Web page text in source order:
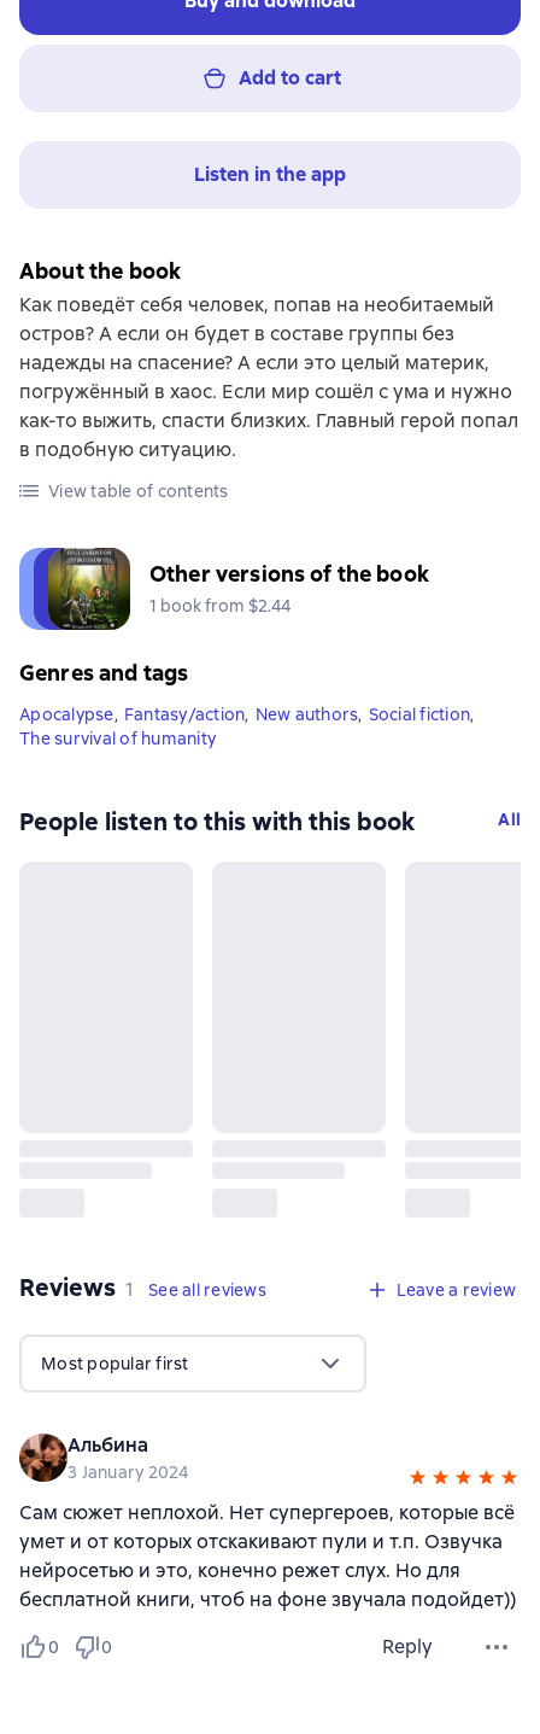
Add to cart
Listen in the app
About the book
Как поведёт себя человек, попав на необитаемый
остров? А если он будет в составе группы без
надежды на спасение? А если это целый материк,
погружённый в хаос. Если мир сошёл с ума и нужно
как-то выжить, спасти близких. Главный герой попал
в подобную ситуацию.
View table of contents
Other versions of the book
1 book from $2.44
Genres and tags
Apocalypse, Fantasy/action, New authors, Social fiction,
The survival of humanity
People listen to this with this book All
Reviews 1 review
1 See all reviews Leave a review
Most popular first
Альбина
3 January 2024
Сам сюжет неплохой. Нет супергероев, которые всё
умет и от которых отскакивают пули и т.п. Озвучка
нейросетью и это, конечно режет слух. Но для
бесплатной книги, чтоб на фоне звучала подойдет))
0 0 Reply